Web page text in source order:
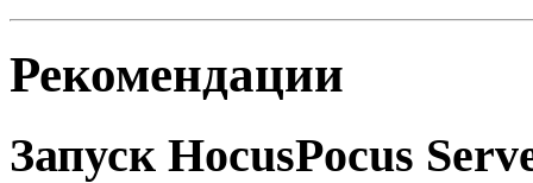
Рекомендации
Запуск HocusPocus